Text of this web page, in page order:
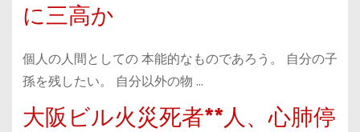
に三高か
個人の人間としての 本能的なものであろう。 自分の子
孫を残したい。 自分以外の物 …
大阪ビル火災死者**人、心肺停